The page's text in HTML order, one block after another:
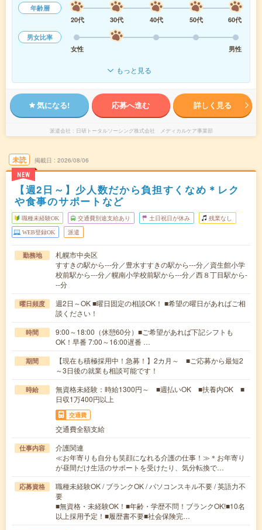
年齢層
20代
30代 40代 50代
60代
男女比率
女性
男性
もっと見る
気になる! 応募へ進む 詳しく見る
派遣会社 日研トータルソーシング株式会社 メディカルケア事業部
未読
NEW
掲載日 2026/08/06
【週2日～】少人数だから負担すくなめ＊レク
や食事のサポートなど
職種未経験OK 交通費別途支給あり 土日祝日が休み 残業なし
WEB登録OK 派遣
勤務地
札幌市中央区
すすきの駅から---分／豊水すすきの駅から---分／資生館小学
校前駅から---分／幌南小学校前駅から---分／西８丁目駅から-
--分
曜日頻度
週2日～OK ■曜日固定の相談OK！ ■希望の曜日があればご相
談ください！
時間
9:00～18:00（休憩60分）■ご希望があれば下記シフトも
OK！早番 7:00～16:00遅番 …
期間
【現在も積極採用中！急募！】2カ月～ ■ご応募から最短2
～3日後の就業も相談可能です！
時給
無資格未経験：時給1300円～ ■週払いOK ■扶養内OK ■
日収1万400円以上
交通費
交通費全額支給
仕事内容
介護関連
≪お年寄りも自分も笑顔になれる介護の仕事！≫＊お年寄り
が昼間だけ生活のサポートを受けたり、気分転換で…
応募資格
職種未経験OK / ブランクOK / パソコンスキル不要 / 英語力不
要
■無資格・未経験OK！■年齢・学歴不問！ブランクOK!■10名
以上採用予定！■履歴書不要■社会保険完…